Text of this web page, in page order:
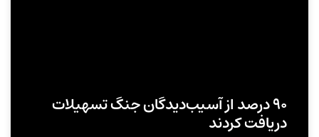
۹۰ درصد از آسیب‌دیدگان جنگ تسهیلات
دریافت کردند